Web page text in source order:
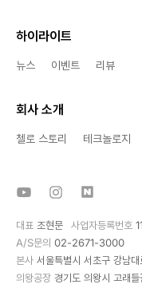
하이라이트
뉴스 이벤트 리뷰
회사 소개
첼로 스토리 테크놀로지
대표 조현문 사업자등록번호
A/S문의 02-2671-3000
본사 서울특별시 서초구 강남
의왕공장 경기도 의왕시 고래